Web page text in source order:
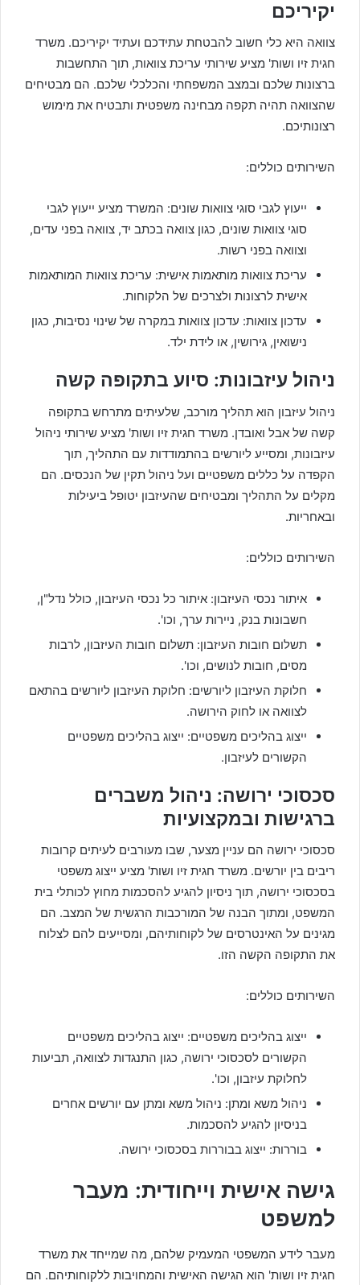
יקיריכם
צוואה היא כלי חשוב להבטחת עתידכם ועתיד יקיריכם. משרד
חגית זיו ושות' מציע שירותי עריכת צוואות, תוך התחשבות
ברצונות שלכם ובמצב המשפחתי והכלכלי שלכם. הם מבטיחים
שהצוואה תהיה תקפה מבחינה משפטית ותבטיח את מימוש
רצונותיכם.
השירותים כוללים:
ייעוץ לגבי סוגי צוואות שונים: המשרד מציע ייעוץ לגבי
סוגי צוואות שונים, כגון צוואה בכתב יד, צוואה בפני עדים,
וצוואה בפני רשות.
עריכת צוואות מותאמות אישית: עריכת צוואות המותאמות
אישית לרצונות ולצרכים של הלקוחות.
עדכון צוואות: עדכון צוואות במקרה של שינוי נסיבות, כגון
נישואין, גירושין, או לידת ילד.
ניהול עיזבונות: סיוע בתקופה קשה
ניהול עיזבון הוא תהליך מורכב, שלעיתים מתרחש בתקופה
קשה של אבל ואובדן. משרד חגית זיו ושות' מציע שירותי ניהול
עיזבונות, ומסייע ליורשים בהתמודדות עם התהליך, תוך
הקפדה על כללים משפטיים ועל ניהול תקין של הנכסים. הם
מקלים על התהליך ומבטיחים שהעיזבון יטופל ביעילות
ובאחריות.
השירותים כוללים:
איתור נכסי העיזבון: איתור כל נכסי העיזבון, כולל נדל"ן,
חשבונות בנק, ניירות ערך, וכו'.
תשלום חובות העיזבון: תשלום חובות העיזבון, לרבות
מסים, חובות לנושים, וכו'.
חלוקת העיזבון ליורשים: חלוקת העיזבון ליורשים בהתאם
לצוואה או לחוק הירושה.
ייצוג בהליכים משפטיים: ייצוג בהליכים משפטיים
הקשורים לעיזבון.
סכסוכי ירושה: ניהול משברים
ברגישות ובמקצועיות
סכסוכי ירושה הם עניין מצער, שבו מעורבים לעיתים קרובות
ריבים בין יורשים. משרד חגית זיו ושות' מציע ייצוג משפטי
בסכסוכי ירושה, תוך ניסיון להגיע להסכמות מחוץ לכותלי בית
המשפט, ומתוך הבנה של המורכבות הרגשית של המצב. הם
מגינים על האינטרסים של לקוחותיהם, ומסייעים להם לצלוח
את התקופה הקשה הזו.
השירותים כוללים:
ייצוג בהליכים משפטיים: ייצוג בהליכים משפטיים
הקשורים לסכסוכי ירושה, כגון התנגדות לצוואה, תביעות
לחלוקת עיזבון, וכו'.
ניהול משא ומתן: ניהול משא ומתן עם יורשים אחרים
בניסיון להגיע להסכמות.
בוררות: ייצוג בבוררות בסכסוכי ירושה.
גישה אישית וייחודית: מעבר
למשפט
מעבר לידע המשפטי המעמיק שלהם, מה שמייחד את משרד
חגית זיו ושות' הוא הגישה האישית והמחויבות ללקוחותיהם. הם